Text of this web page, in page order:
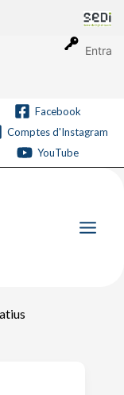
Entra
Facebook
Comptes d'Instagram
YouTube